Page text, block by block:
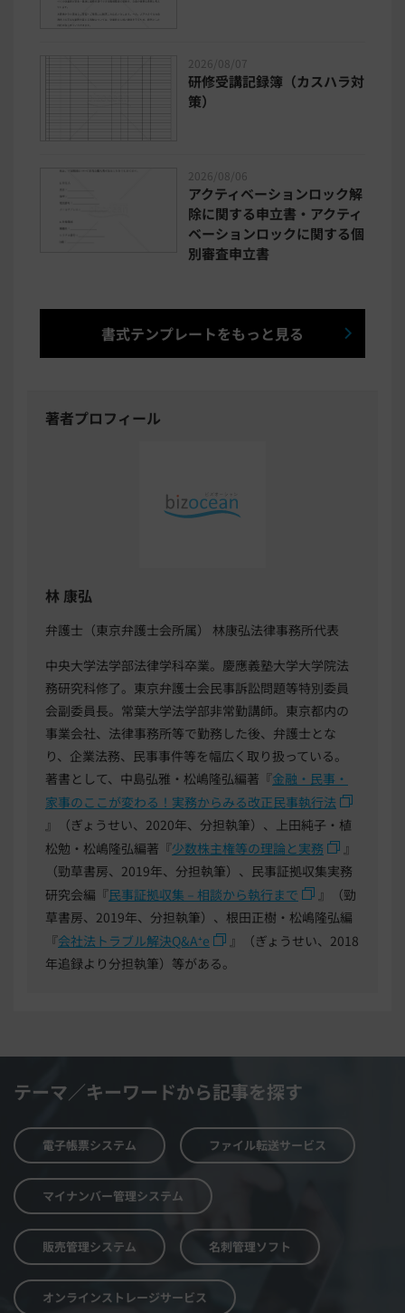
2026/08/07
研修受講記録簿（カスハラ対
策）
2026/08/06
アクティベーションロック解
除に関する申立書・アクティ
ベーションロックに関する個
別審査申立書
書式テンプレートをもっと見る
著者プロフィール
林 康弘
弁護士（東京弁護士会所属） 林康弘法律事務所代表
中央大学法学部法律学科卒業。慶應義塾大学大学院法
務研究科修了。東京弁護士会民事訴訟問題等特別委員
会副委員長。常葉大学法学部非常勤講師。東京都内の
事業会社、法律事務所等で勤務した後、弁護士とな
り、企業法務、民事事件等を幅広く取り扱っている。
著書として、中島弘雅・松嶋隆弘編著『金融・民事・
家事のここが変わる！実務からみる改正民事執行法
』（ぎょうせい、2020年、分担執筆）、上田純子・植
松勉・松嶋隆弘編著『少数株主権等の理論と実務
』
（勁草書房、2019年、分担執筆）、民事証拠収集実務
研究会編『民事証拠収集－相談から執行まで
』（勁
草書房、2019年、分担執筆）、根田正樹・松嶋隆弘編
『会社法トラブル解決Q&A⁺e
』（ぎょうせい、2018
年追録より分担執筆）等がある。
テーマ／キーワードから記事を探す
電子帳票システム ファイル転送サービス
マイナンバー管理システム
販売管理システム 名刺管理ソフト
オンラインストレージサービス